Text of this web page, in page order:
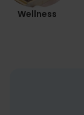
Wellness